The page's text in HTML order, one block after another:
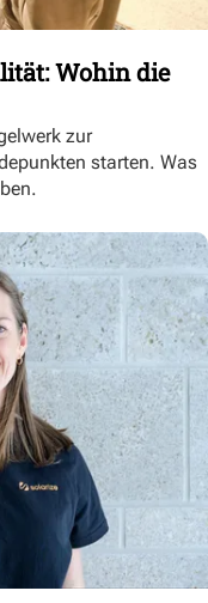
Wohin die
zur
starten. Was